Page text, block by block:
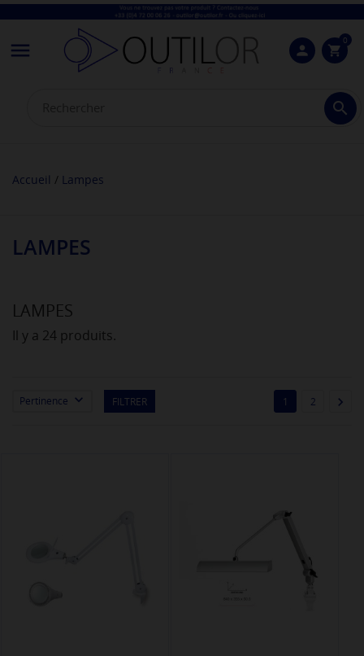
 person shopping_cart
0

Accueil Lampes
LAMPES
LAMPES
Il y a 24 produits.
Pertinence  FILTRER 1 2 